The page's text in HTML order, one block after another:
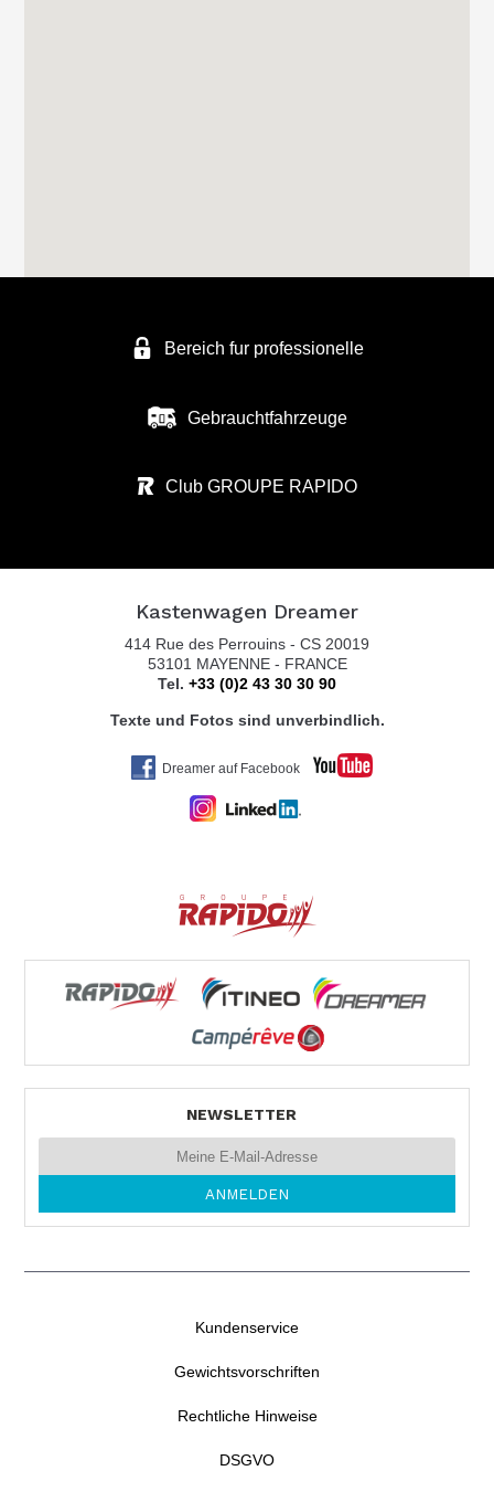
Bereich fur professionelle
Gebrauchtfahrzeuge
Club GROUPE RAPIDO
Kastenwagen Dreamer
414 Rue des Perrouins - CS 20019
53101 MAYENNE - FRANCE
Tel. +33 (0)2 43 30 30 90
Texte und Fotos sind unverbindlich.
Dreamer auf Facebook
NEWSLETTER
Kundenservice
Gewichtsvorschriften
Rechtliche Hinweise
DSGVO